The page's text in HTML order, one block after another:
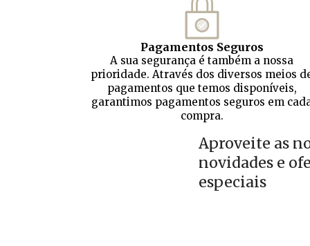
Pagamentos Seguros
A sua segurança é também a nossa
prioridade. Através dos diversos meios
pagamentos que temos disponíveis,
garantimos pagamentos seguros em
compra.
Aproveite as
novidades e
especiais